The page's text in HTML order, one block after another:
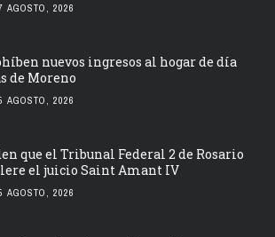
AGOSTO, 2026
nuevos ingresos al hogar de día
de Moreno
AGOSTO, 2026
que el Tribunal Federal 2 de Rosario
el juicio Saint Amant IV
AGOSTO, 2026